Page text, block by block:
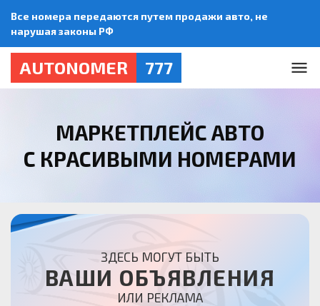
Все номера передаются путем продажи авто, не
нарушая законы РФ
AUTONOMER 777
МАРКЕТПЛЕЙС АВТО
С КРАСИВЫМИ НОМЕРАМИ
ЗДЕСЬ МОГУТ БЫТЬ
ВАШИ ОБЪЯВЛЕНИЯ
ИЛИ РЕКЛАМА